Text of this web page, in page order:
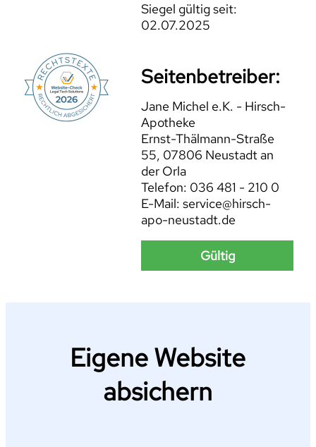
Siegel gültig seit:
02.07.2025
Seitenbetreiber:
Jane Michel e.K. - Hirsch-
Apotheke
Ernst-Thälmann-Straße
55, 07806 Neustadt an
der Orla
Telefon: 036 481 - 210 0
E-Mail: service@hirsch-
apo-neustadt.de
Gültig
Eigene Website
absichern